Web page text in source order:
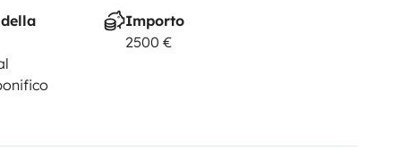
Importo
2500 €